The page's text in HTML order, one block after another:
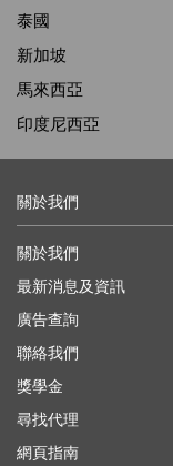
泰國
新加坡
馬來西亞
印度尼西亞
關於我們
關於我們
最新消息及資訊
廣告查詢
聯絡我們
獎學金
尋找代理
網頁指南